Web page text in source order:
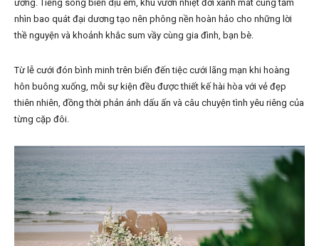
ương. Tiếng sóng biển dịu êm, khu vườn nhiệt đới xanh mát cùng tầm
nhìn bao quát đại dương tạo nên phông nền hoàn hảo cho những lời
thề nguyện và khoảnh khắc sum vầy cùng gia đình, bạn bè.
Từ lễ cưới đón bình minh trên biển đến tiệc cưới lãng mạn khi hoàng
hôn buông xuống, mỗi sự kiện đều được thiết kế hài hòa với vẻ đẹp
thiên nhiên, đồng thời phản ánh dấu ấn và câu chuyện tình yêu riêng của
từng cặp đôi.